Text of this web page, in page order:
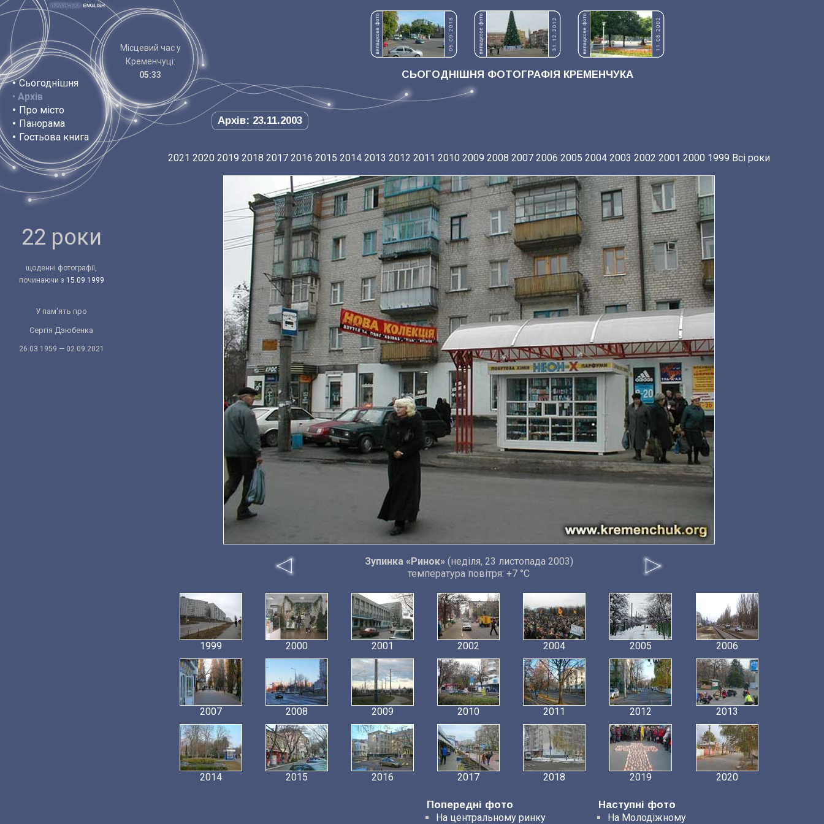
• Сьогоднішня
• Архів
• Про місто
• Панорама
• Гостьова книга
Місцевий час у
Кременчуці:
05:33
СЬОГОДНІШНЯ ФОТОГРАФІЯ КРЕМЕНЧУКА
Архів: 23.11.2003
22 роки
щоденні фотографії,
починаючи з 15.09.1999
У пам'ять про
Сергія Дзюбенка
26.03.1959 — 02.09.2021
2021 2020 2019 2018 2017 2016 2015 2014 2013 2012 2011 2010 2009 2008 2007 2006 2005 2004 2003 2002 2001 2000 1999 Всі роки
Зупинка «Ринок»(неділя, 23 листопада 2003)
температура повітря: +7 °C
1999 2000 2001 2002 2004 2005 2006
2007 2008 2009 2010 2011 2012 2013
2014 2015 2016 2017 2018 2019 2020
Попередні фото
Наступні фото
На центральному ринку
На Молодіжному